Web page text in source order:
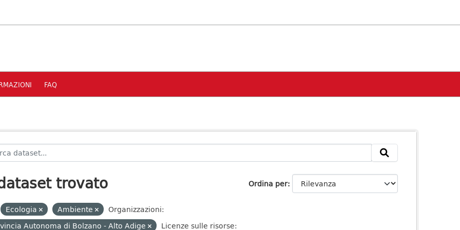
FAQ
Ordina per
trovato
Ecologia Ambiente
Organizzazioni:
Autonoma di Bolzano - Alto Adige
Licenze sulle risorse: